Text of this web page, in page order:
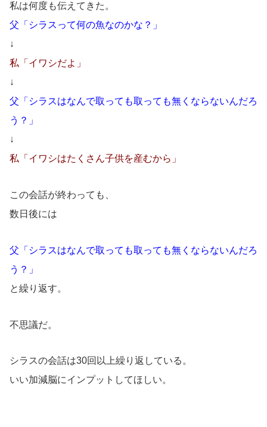
私は何度も伝えてきた。
父「シラスって何の魚なのかな？」
↓
私「イワシだよ」
↓
父「シラスはなんで取っても取っても無くならないんだろ
う？」
↓
私「イワシはたくさん子供を産むから」
この会話が終わっても、
数日後には
父「シラスはなんで取っても取っても無くならないんだろ
う？」
と繰り返す。
不思議だ。
シラスの会話は30回以上繰り返している。
いい加減脳にインプットしてほしい。